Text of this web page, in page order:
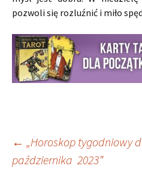
pozwoli się rozluźnić i miło
Nawigacja
← „Horoskop tygodniowy
października 2023”